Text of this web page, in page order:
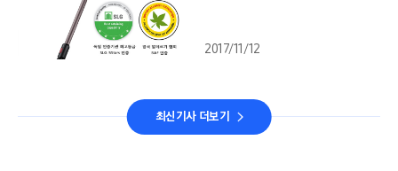
2017/11/12
최신기사 더보기